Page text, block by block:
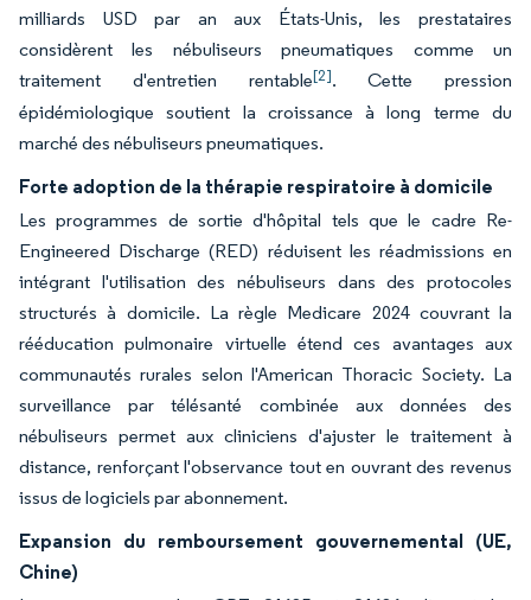
milliards USD par an aux États-Unis, les prestataires
considèrent les nébuliseurs pneumatiques comme un
traitement d'entretien rentable[2]. Cette pression
épidémiologique soutient la croissance à long terme du
marché des nébuliseurs pneumatiques.
Forte adoption de la thérapie respiratoire à domicile
Les programmes de sortie d'hôpital tels que le cadre Re-
Engineered Discharge (RED) réduisent les réadmissions en
intégrant l'utilisation des nébuliseurs dans des protocoles
structurés à domicile. La règle Medicare 2024 couvrant la
rééducation pulmonaire virtuelle étend ces avantages aux
communautés rurales selon l'American Thoracic Society. La
surveillance par télésanté combinée aux données des
nébuliseurs permet aux cliniciens d'ajuster le traitement à
distance, renforçant l'observance tout en ouvrant des revenus
issus de logiciels par abonnement.
Expansion du remboursement gouvernemental (UE,
Chine)